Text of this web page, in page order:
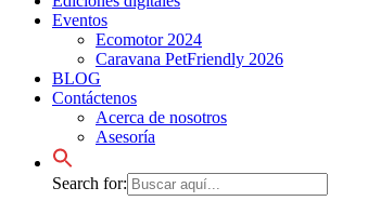
Eventos
Ecomotor 2024
Caravana PetFriendly 2026
BLOG
Contáctenos
Acerca de nosotros
Asesoría
Search for: